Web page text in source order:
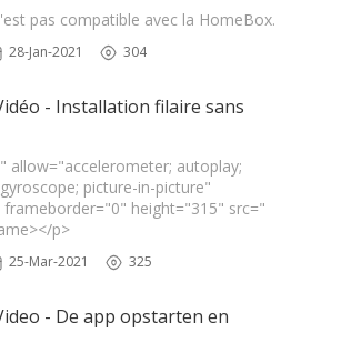
pas compatible avec la HomeBox.
28-Jan-2021 304
- Installation filaire sans
allow="accelerometer; autoplay;
picture-in-picture"
height="315" src="
p>
25-Mar-2021 325
- De app opstarten en